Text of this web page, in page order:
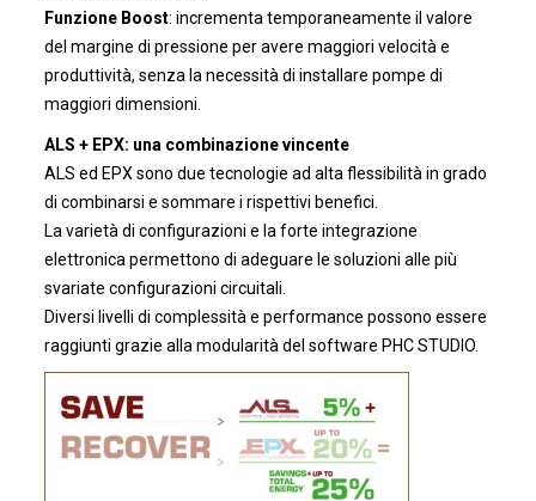
Funzione Boost: incrementa temporaneamente il valore
del margine di pressione per avere maggiori velocità e
produttività, senza la necessità di installare pompe di
maggiori dimensioni.
ALS + EPX: una combinazione vincente
ALS ed EPX sono due tecnologie ad alta flessibilità in grado
di combinarsi e sommare i rispettivi benefici.
La varietà di configurazioni e la forte integrazione
elettronica permettono di adeguare le soluzioni alle più
svariate configurazioni circuitali.
Diversi livelli di complessità e performance possono essere
raggiunti grazie alla modularità del software PHC STUDIO.